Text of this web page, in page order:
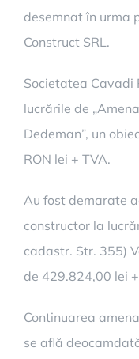
desemnat în urma
Construct SRL.
Societatea Cavadi
lucrările de
Dedeman”, un
RON lei + TVA.
Au fost demarate
constructor la
cadastr. Str. 355)
de 429.824,00 lei
Continuarea
se află